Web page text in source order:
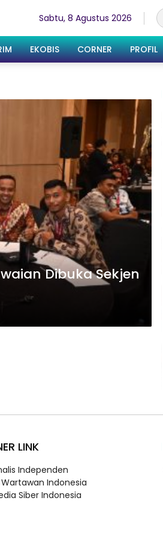
Sabtu, 8 Agustus 2026
EKOBIS CORNER PROFIL
Dibuka Sekjen
LINK
Independen
Indonesia
Siber Indonesia